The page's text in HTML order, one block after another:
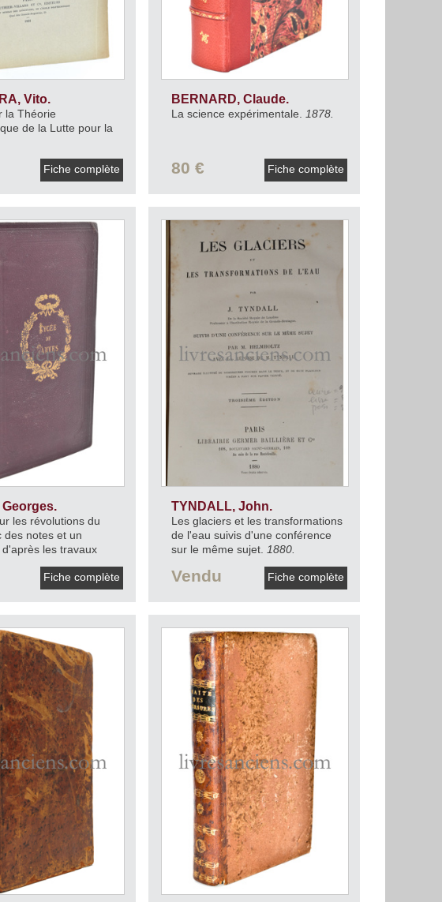
Vito.
la Théorie
de la Lutte pour la
Fiche complète
BERNARD, Claude.
La science expérimentale. 1878.
80 € Fiche complète
Georges.
les révolutions du
des notes et un
les travaux
MM. de Humboldt,
Lindley, etc.1879.
Fiche complète
TYNDALL, John.
Les glaciers et les transformations
de l'eau suivis d'une conférence
sur le même sujet. 1880.
Vendu Fiche complète